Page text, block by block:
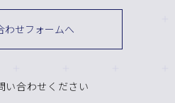
わせフォームへ
い合わせください